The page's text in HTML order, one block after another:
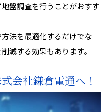
盤調査を行うことがおすす
法を最適化するだけでな
減する効果もあります。
会社鎌倉電通へ！